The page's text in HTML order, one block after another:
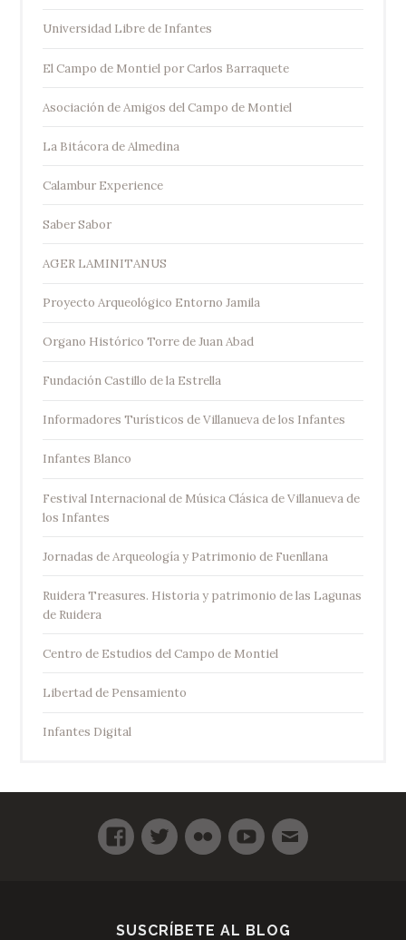
Universidad Libre de Infantes
El Campo de Montiel por Carlos Barraquete
Asociación de Amigos del Campo de Montiel
La Bitácora de Almedina
Calambur Experience
Saber Sabor
AGER LAMINITANUS
Proyecto Arqueológico Entorno Jamila
Organo Histórico Torre de Juan Abad
Fundación Castillo de la Estrella
Informadores Turísticos de Villanueva de los Infantes
Infantes Blanco
Festival Internacional de Música Clásica de Villanueva de
los Infantes
Jornadas de Arqueología y Patrimonio de Fuenllana
Ruidera Treasures. Historia y patrimonio de las Lagunas
de Ruidera
Centro de Estudios del Campo de Montiel
Libertad de Pensamiento
Infantes Digital
SUSCRÍBETE AL BLOG